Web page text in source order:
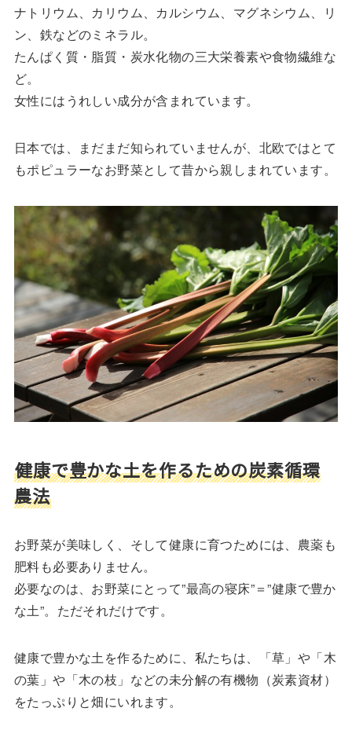
ナトリウム、カリウム、カルシウム、マグネシウム、リ
ン、鉄などのミネラル。
たんぱく質・脂質・炭水化物の三大栄養素や食物繊維な
ど。
女性にはうれしい成分が含まれています。
日本では、まだまだ知られていませんが、北欧ではとて
もポピュラーなお野菜として昔から親しまれています。
健康で豊かな土を作るための炭素循環
農法
お野菜が美味しく、そして健康に育つためには、農薬も
肥料も必要ありません。
必要なのは、お野菜にとって”最高の寝床”＝”健康で豊か
な土”。ただそれだけです。
健康で豊かな土を作るために、私たちは、「草」や「木
の葉」や「木の枝」などの未分解の有機物（炭素資材）
をたっぷりと畑にいれます。